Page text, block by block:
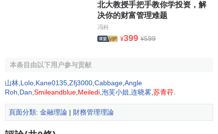
經濟變數或可預測巨集觀經濟事件的變數相關聯：存在一大
經濟衰退”或者“金融災難”(指一個廠商即將
)因素都隱藏於許多資產價格背後。然而，理論發展卻滯
資產定價理論的分類[1]
資產定價理論按照其邏輯分析基礎都可以分為演繹型和
歸納型兩大類。
北大教授手把手教你学投资，解
决你的财富管理难题
冯科
¥399 ¥599
本条目由以下用户参与贡献
山林 Lolo Kane0135 Zfj3000 Cabbage Angle
Roh Dan Smileandblue Meiledi 泡芙小姐 连晓雾 苏青荇
頁面分類: 金融理論 | 財務管理理論